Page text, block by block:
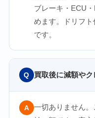
ブレーキ・ECU
めます。ドリフ
です。
Q 買取後に減額やク
A
一切ありません